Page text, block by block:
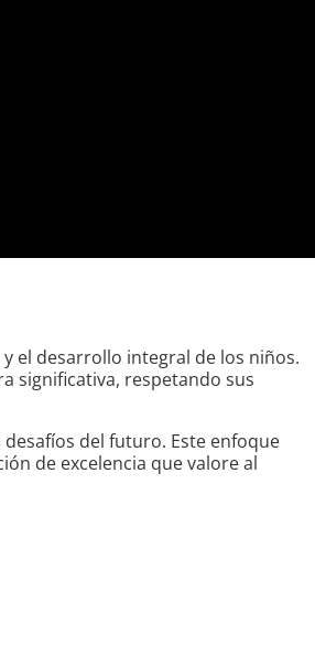
el desarrollo integral de los niños.
significativa, respetando sus
del futuro. Este enfoque
de excelencia que valore al